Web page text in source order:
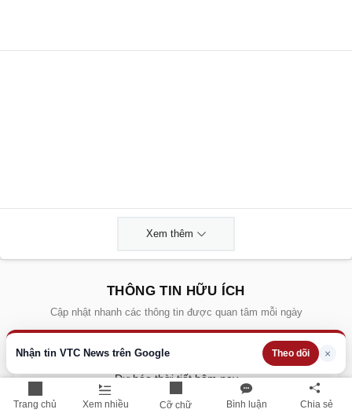
Trang chủ Xem nhiều Cỡ chữ Bình luận Chia sẻ
Nhận tin VTC News trên Google Theo dõi ×
Xem thêm
THÔNG TIN HỮU ÍCH
Cập nhật nhanh các thông tin được quan tâm mỗi ngày
Lịch âm hôm nay
Dự báo thời tiết hôm nay
Giá vàng hôm nay